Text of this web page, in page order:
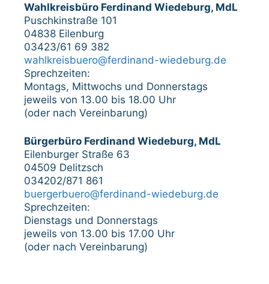
Wahlkreisbüro Ferdinand Wiedeburg, MdL
Puschkinstraße 101
04838 Eilenburg
03423/61 69 382
wahlkreisbuero@ferdinand-wiedeburg.de
Sprechzeiten:
Montags, Mittwochs und Donnerstags
jeweils von 13.00 bis 18.00 Uhr
(oder nach Vereinbarung)
Bürgerbüro Ferdinand Wiedeburg, MdL
Eilenburger Straße 63
04509 Delitzsch
034202/871 861
buergerbuero@ferdinand-wiedeburg.de
Sprechzeiten:
Dienstags und Donnerstags
jeweils von 13.00 bis 17.00 Uhr
(oder nach Vereinbarung)